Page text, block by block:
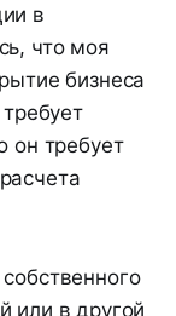
в
что моя
бизнеса
он требует
или в другой